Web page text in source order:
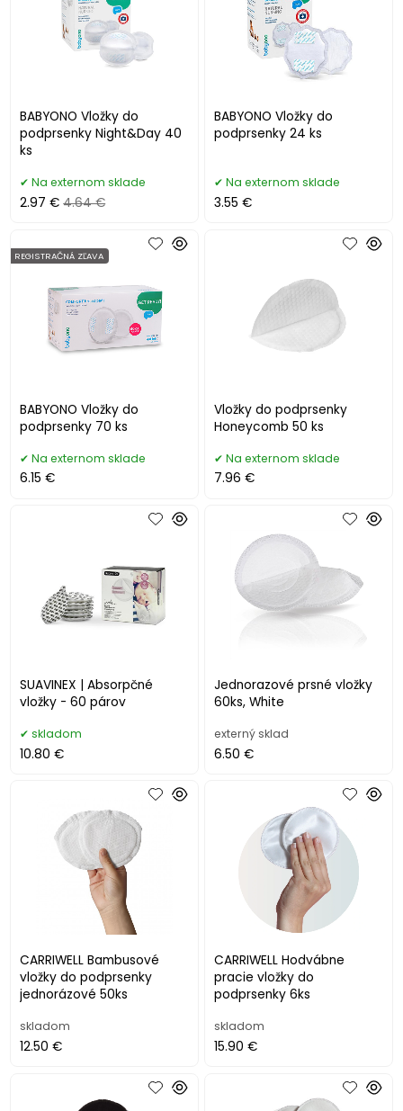
BABYONO Vložky do
podprsenky Night&Day 40
ks
Na externom sklade
2.97 € 4.64 €
BABYONO Vložky do
podprsenky 24 ks
Na externom sklade
3.55 €
BABYONO Vložky do
podprsenky 70 ks
REGISTRAČNÁ ZĽAVA
Na externom sklade
6.15 €
Vložky do podprsenky
Honeycomb 50 ks
Na externom sklade
7.96 €
SUAVINEX | Absorpčné
vložky - 60 párov
skladom
10.80 €
Jednorazové prsné vložky
60ks, White
externý sklad
6.50 €
CARRIWELL Bambusové
vložky do podprsenky
jednorázové 50ks
skladom
12.50 €
CARRIWELL Hodvábne
pracie vložky do
podprsenky 6ks
skladom
15.90 €